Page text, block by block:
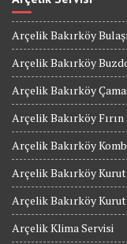
Arçelik Bakırköy
Arçelik Bakırköy
Arçelik Bakırköy
Arçelik Bakırköy Fırın
Arçelik Bakırköy
Arçelik Bakırköy
Arçelik Bakırköy
Arçelik Klima Servisi